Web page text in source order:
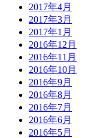
2017年4月
2017年3月
2017年1月
2016年12月
2016年11月
2016年10月
2016年9月
2016年8月
2016年7月
2016年6月
2016年5月